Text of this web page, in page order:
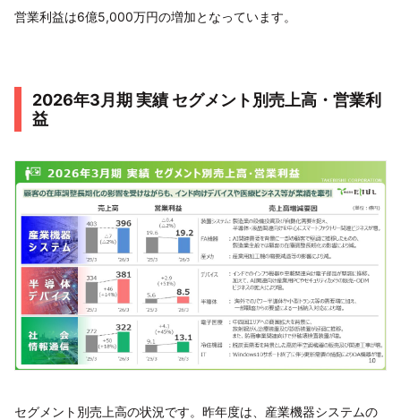
営業利益は6億5,000万円の増加となっています。
2026年3月期 実績 セグメント別売上高・営業利
益
セグメント別売上高の状況です。昨年度は、産業機器システムの